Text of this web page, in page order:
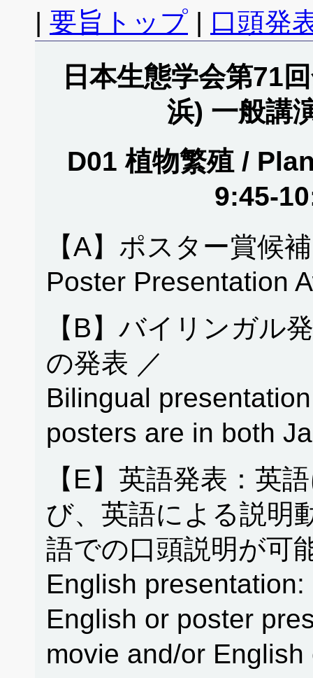
| 要旨トップ | 口頭発
日本生態学会第71
浜) 一般講
D01 植物繁殖 /
9:45-
【A】ポスター賞候
Poster Presentation
【B】バイリンガル
の発表 ／
Bilingual
posters are in both
【E】英語発表：英
び、英語による説明
語での口頭説明が可
English
English or poster
movie and/or